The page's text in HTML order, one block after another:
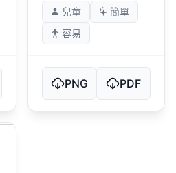
兒童
簡單
容易
PNG PDF